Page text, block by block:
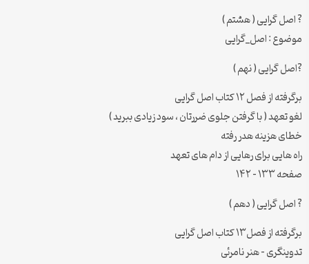
? اصل گرایی ( هشتم )
موضوع : اصل_گرایی
?اصل گرایی ( نهم )
برگرفته از فصل ۱۲ کتاب اصل گرایی
لغو تعهد ( با گرفتن جلوی ضررتان ، سود زیادی ببرید )
خطای هزینه هدر رفته
راه هایی برای رهایی از دام های تعهد
صفحه ۱۳۳ – ۱۴۲
? اصل گرایی ( دهم )
برگرفته از فصل۱۳ کتاب اصل گرایی
تدوینگری – هنر نامرئی